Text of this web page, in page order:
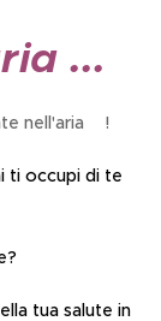
...
nell'aria🌬️!
ti occupi di te
tua salute in